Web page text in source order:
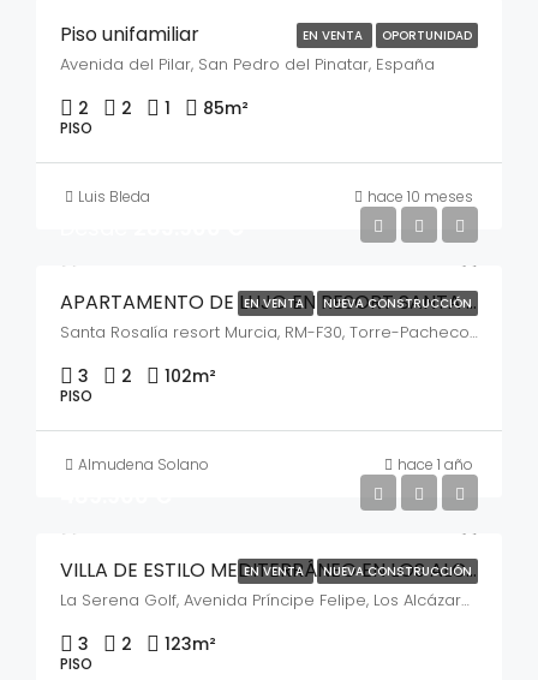
EN VENTA OPORTUNIDAD
Piso unifamiliar
Avenida del Pilar, San Pedro del Pinatar, España
2 2 1 85m²
PISO
Luis Bleda hace 10 meses
EN VENTA NUEVA CONSTRUCCIÓNAPARTAMENTO DE LUJO EN RESORT SANTA ROSALÍA – TORRE PACHECO
Santa Rosalía resort Murcia, RM-F30, Torre-Pacheco, España
3 2 102m²
PISO
Almudena Solano hace 1 año
EN VENTA NUEVA CONSTRUCCIÓNVILLA DE ESTILO MEDITERRÁNEO EN LOS ALCÁZARES – TU REFUGIO JUNTO AL MAR
La Serena Golf, Avenida Príncipe Felipe, Los Alcázares, España
3 2 123m²
PISO